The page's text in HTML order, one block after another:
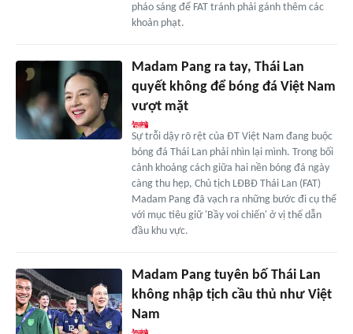
pháo sáng để FAT tránh phải gánh thêm các
khoản phạt.
Madam Pang ra tay, Thái Lan
quyết không để bóng đá Việt Nam
vượt mặt
Sự trỗi dậy rõ rệt của ĐT Việt Nam đang buộc
bóng đá Thái Lan phải nhìn lại mình. Trong bối
cảnh khoảng cách giữa hai nền bóng đá ngày
càng thu hẹp, Chủ tịch LĐBĐ Thái Lan (FAT)
Madam Pang đã vạch ra những bước đi cụ thể
với mục tiêu giữ 'Bầy voi chiến' ở vị thế dẫn
đầu khu vực.
Madam Pang tuyên bố Thái Lan
không nhập tịch cầu thủ như Việt
Nam